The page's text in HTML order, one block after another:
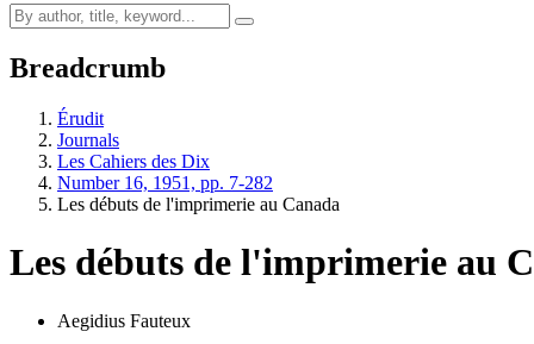
Breadcrumb
Érudit
Journals
Les Cahiers des Dix
Number 16, 1951, pp. 7-282
Les débuts de l'imprimerie au Canada
Les débuts de l'imprimerie au
Aegidius Fauteux